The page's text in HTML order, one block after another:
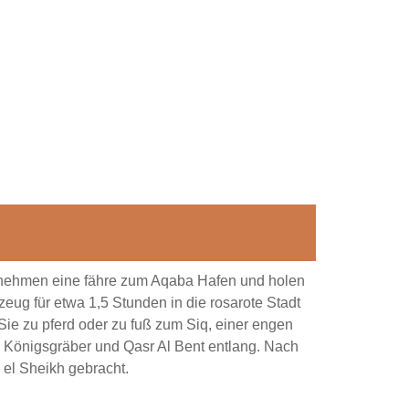
eine fähre zum Aqaba Hafen und holen
für etwa 1,5 Stunden in die rosarote Stadt
zu pferd oder zu fuß zum Siq, einer engen
und Qasr Al Bent entlang. Nach
Sheikh gebracht.